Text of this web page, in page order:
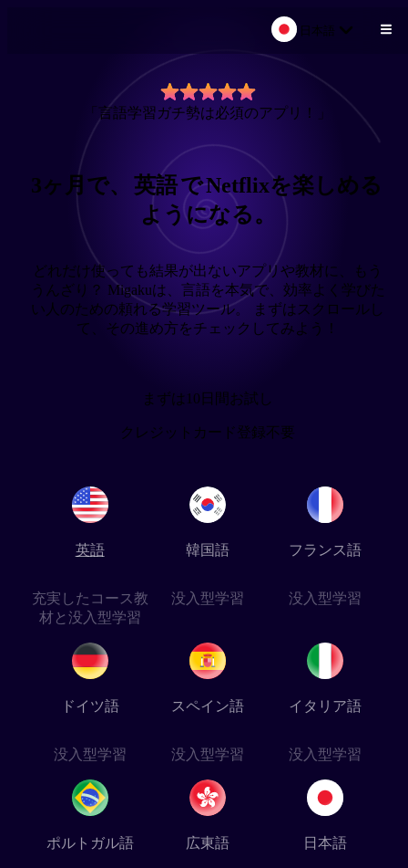
日本語
「言語学習ガチ勢は必須のアプリ！」
3ヶ月で、 英語でNetflixを楽しめる
ようになる。
どれだけ使っても結果が出ないアプリや教材に、もう
うんざり？ Migakuは、言語を本気で、効率よく学びた
い人のための頼れる学習ツール。 まずはスクロールし
て、その進め方をチェックしてみよう！
まずは10日間お試し
クレジットカード登録不要
英語
充実したコース教
材と没入型学習
韓国語
没入型学習
フランス語
没入型学習
ドイツ語
没入型学習
スペイン語
没入型学習
イタリア語
没入型学習
ポルトガル語 広東語 日本語